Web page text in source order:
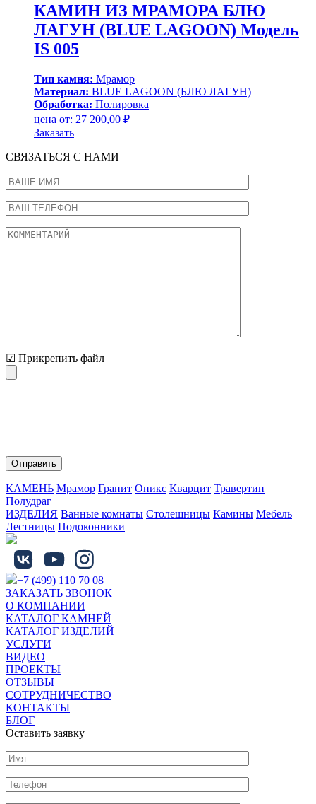
КАМИН ИЗ МРАМОРА БЛЮ
ЛАГУН (BLUE LAGOON) Модель
IS 005
Тип камня: Мрамор
Материал: BLUE LAGOON (БЛЮ ЛАГУН)
Обработка: Полировка
цена от: 27 200,00 ₽
Заказать
СВЯЗАТЬСЯ С НАМИ
☑ Прикрепить файл
КАМЕНЬ Мрамор Гранит Оникс Кварцит Травертин
Полудраг
ИЗДЕЛИЯ Ванные комнаты Столешницы Камины Мебель
Лестницы Подоконники
+7 (499) 110 70 08
ЗАКАЗАТЬ ЗВОНОК
О КОМПАНИИ
КАТАЛОГ КАМНЕЙ
КАТАЛОГ ИЗДЕЛИЙ
УСЛУГИ
ВИДЕО
ПРОЕКТЫ
ОТЗЫВЫ
СОТРУДНИЧЕСТВО
КОНТАКТЫ
БЛОГ
Оставить заявку